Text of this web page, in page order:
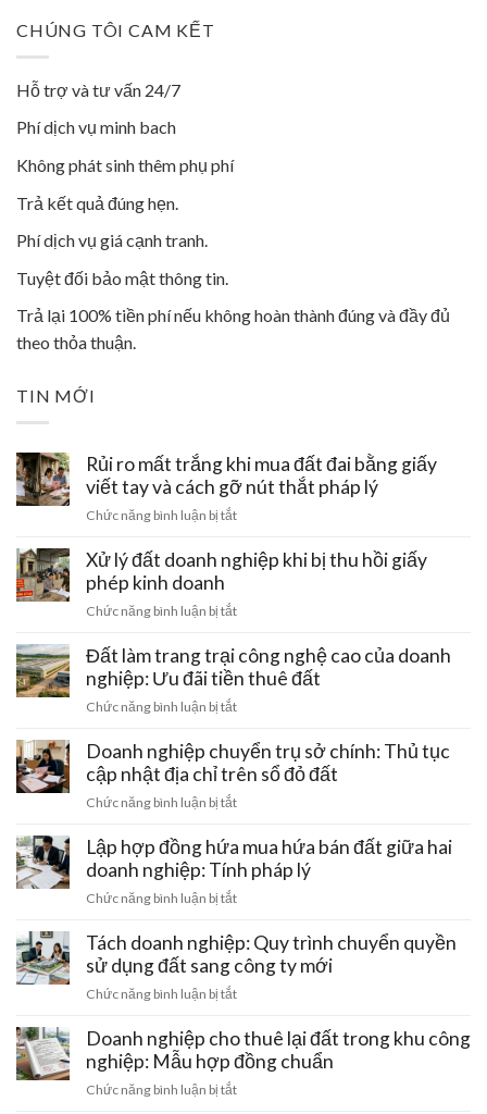
CHÚNG TÔI CAM KẾT
Hỗ trợ và tư vấn 24/7
Phí dịch vụ minh bach
Không phát sinh thêm phụ phí
Trả kết quả đúng hẹn.
Phí dịch vụ giá cạnh tranh.
Tuyệt đối bảo mật thông tin.
Trả lại 100% tiền phí nếu không hoàn thành đúng và đầy đủ
theo thỏa thuận.
TIN MỚI
Rủi ro mất trắng khi mua đất đai bằng giấy
viết tay và cách gỡ nút thắt pháp lý
Chức năng bình luận bị tắtở
ro
khi
đất
đai
viết
tay
và
cách
nút
thắt
lý
Xử lý đất doanh nghiệp khi bị thu hồi giấy
phép kinh doanh
Chức năng bình luận bị tắtở
lý
đất
nghiệp
bị
thu
kinh
doanh
Đất làm trang trại công nghệ cao của doanh
nghiệp: Ưu đãi tiền thuê đất
Chức năng bình luận bị tắtở
làm
trang
công
cao
của
đãi
tiền
thuê
Doanh nghiệp chuyển trụ sở chính: Thủ tục
cập nhật địa chỉ trên sổ đỏ đất
Chức năng bình luận bị tắtở
nghiệp
chuyển
trụ
sở
Thủ
tục
địa
chỉ
trên
sổ
Lập hợp đồng hứa mua hứa bán đất giữa hai
doanh nghiệp: Tính pháp lý
Chức năng bình luận bị tắtở
hợp
đồng
mua
bán
đất
Tách doanh nghiệp: Quy trình chuyển quyền
sử dụng đất sang công ty mới
Chức năng bình luận bị tắtở
doanh
nghiệp:
trình
Doanh nghiệp cho thuê lại đất trong khu công
nghiệp: Mẫu hợp đồng chuẩn
Chức năng bình luận bị tắtở